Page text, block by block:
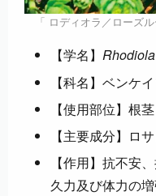
「 ロディオラ／ローズル
【学名】
【科名】ベンケ
【使用部位】根茎
【主要成分】ロ
【作用】抗不安
久力及び体力の